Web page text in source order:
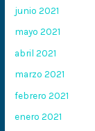
junio 2021
mayo 2021
abril 2021
marzo 2021
febrero 2021
enero 2021